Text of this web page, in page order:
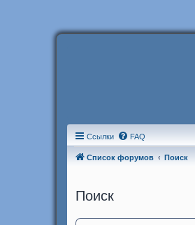
Ссылки FAQ
Список форумов Поиск
Поиск